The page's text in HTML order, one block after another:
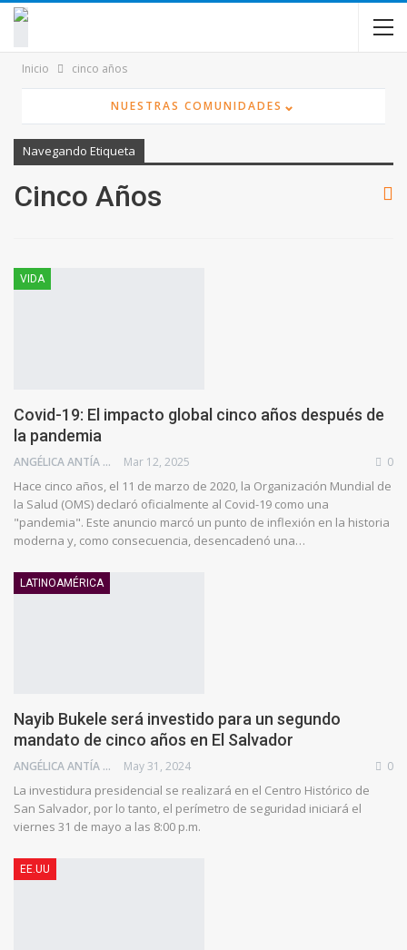
contenido
Inicio cinco años
NUESTRAS COMUNIDADES ⌄
Navegando Etiqueta
Cinco Años
VIDA
Covid-19: El impacto global cinco años después de
la pandemia
ANGÉLICA ANTÍA AZUAJE Mar 12, 2025 0
Hace cinco años, el 11 de marzo de 2020, la Organización Mundial de
la Salud (OMS) declaró oficialmente al Covid-19 como una
"pandemia". Este anuncio marcó un punto de inflexión en la historia
moderna y, como consecuencia, desencadenó una…
LATINOAMÉRICA
Nayib Bukele será investido para un segundo
mandato de cinco años en El Salvador
ANGÉLICA ANTÍA AZUAJE May 31, 2024 0
La investidura presidencial se realizará en el Centro Histórico de
San Salvador, por lo tanto, el perímetro de seguridad iniciará el
viernes 31 de mayo a las 8:00 p.m.
EE.UU